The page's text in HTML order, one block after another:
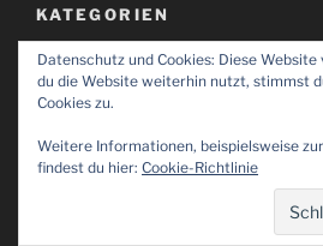
KATEGORIEN
Kategorien
Stolz präsentiert von
Datenschutz und Cookies: Diese
du die Website weiterhin nutzt, stimmst
Cookies zu.
Weitere Informationen, beispielsweise
findest du hier: Cookie-Richtlinie